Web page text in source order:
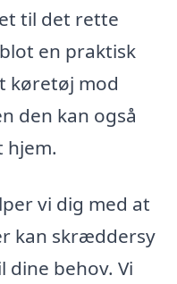
til det rette
en praktisk
køretøj mod
den kan også
vi dig med at
kan skræddersy
dine behov. Vi